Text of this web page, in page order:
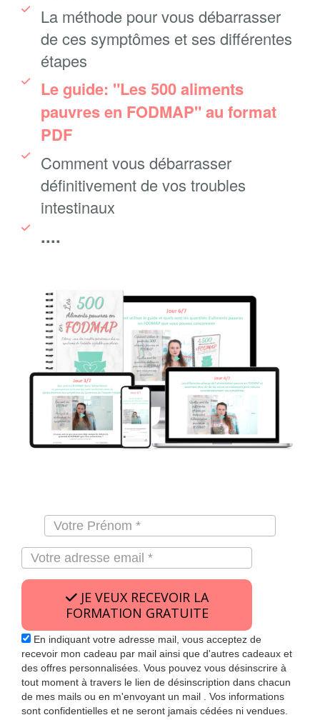
La méthode pour vous débarrasser
de ces symptômes et ses différentes
étapes
Le guide: "Les 500 aliments
pauvres en FODMAP" au format
PDF
Comment vous débarrasser
définitivement de vos troubles
intestinaux
....
JE VEUX RECEVOIR LA
FORMATION GRATUITE
En indiquant votre adresse mail, vous acceptez de
recevoir mon cadeau par mail ainsi que d'autres cadeaux et
des offres personnalisées. Vous pouvez vous désinscrire à
tout moment à travers le lien de désinscription dans chacun
de mes mails ou en m'envoyant un mail . Vos informations
sont confidentielles et ne seront jamais cédées ni vendues.